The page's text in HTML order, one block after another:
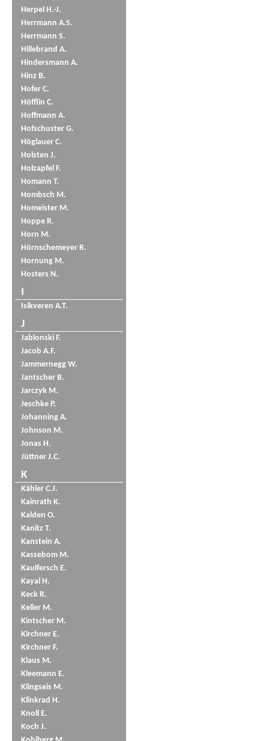
Herpel H.-J.
Herrmann A.S.
Herrmann S.
Hillebrand A.
Hindersmann A.
Hinz B.
Hofer C.
Höfflin C.
Hoffmann A.
Hofschuster G.
Höglauer C.
Holsten J.
Holzapfel F.
Homann T.
Hombsch M.
Homeister M.
Hoppe R.
Horn M.
Hörnschemeyer R.
Hornung M.
Hosters N.
I
Isikveren A.T.
J
Jablonski F.
Jacob A.F.
Jammernegg W.
Jantscher B.
Jarczyk M.
Jeschke P.
Johanning A.
Johnson M.
Jonas H.
Jüttner J.C.
K
Kähler C.J.
Kainrath K.
Kalden O.
Kanitz T.
Kanstein A.
Kassebom M.
Kaulfersch E.
Kayal H.
Keck R.
Keller M.
Kintscher M.
Kirchner E.
Kirchner F.
Klaus M.
Kleemann E.
Klingseis M.
Klinkrad H.
Knoll E.
Koch J.